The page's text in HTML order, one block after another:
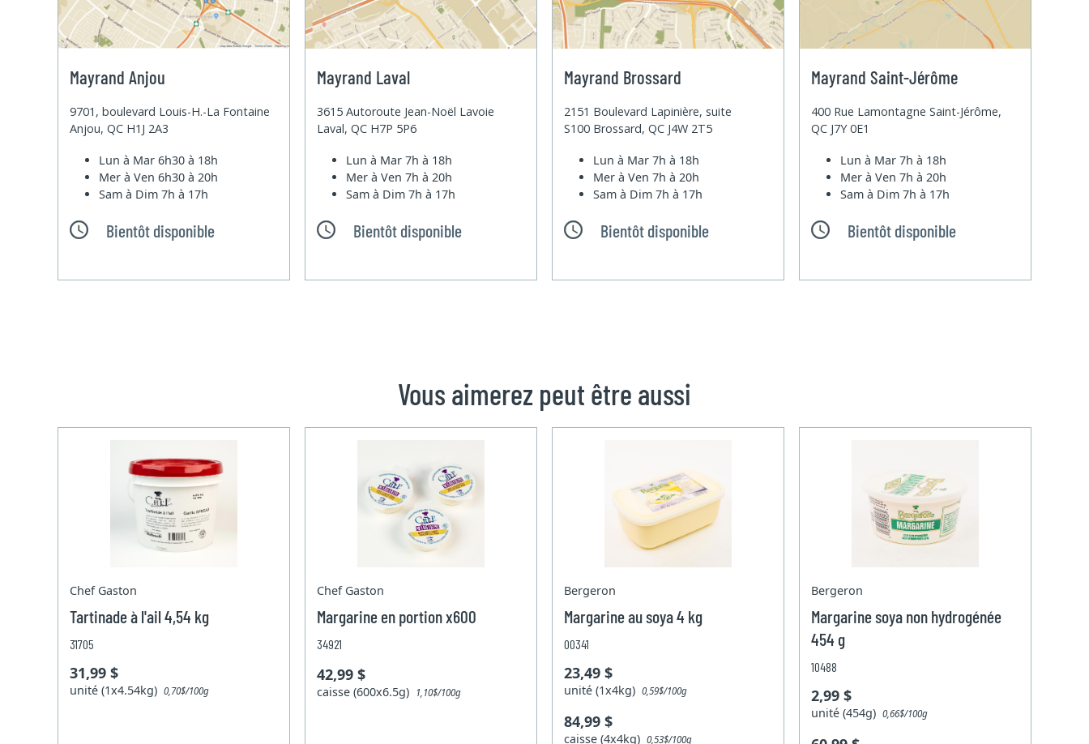
Mayrand Anjou
9701, boulevard Louis-H.-La Fontaine
Anjou, QC H1J 2A3
Lun à Mar6h30 à 18h
Mer à Ven6h30 à 20h
Sam à Dim7h à 17h
Bientôt disponible
Mayrand Laval
3615 Autoroute Jean-Noël Lavoie
Laval, QC H7P 5P6
Lun à Mar7h à 18h
Mer à Ven7h à 20h
Sam à Dim7h à 17h
Bientôt disponible
Mayrand Brossard
2151 Boulevard Lapinière, suite
S100 Brossard, QC J4W 2T5
Lun à Mar7h à 18h
Mer à Ven7h à 20h
Sam à Dim7h à 17h
Bientôt disponible
Mayrand Saint-Jérôme
400 Rue Lamontagne Saint-Jérôme,
QC J7Y 0E1
Lun à Mar7h à 18h
Mer à Ven7h à 20h
Sam à Dim7h à 17h
Bientôt disponible
Vous aimerez peut être aussi
Chef Gaston
Tartinade à l'ail 4,54 kg
31705
31,99 $
unité (1x4.54kg)0,70$/100g
Chef Gaston
Margarine en portion x600
34921
42,99 $
caisse (600x6.5g) 1,10$/100g
Bergeron
Margarine au soya 4 kg
00341
23,49 $
unité (1x4kg)0,59$/100g
84,99 $
caisse (4x4kg)0,53$/100g
Bergeron
Margarine soya non hydrogénée
454 g
10488
2,99 $
unité (454g)0,66$/100g